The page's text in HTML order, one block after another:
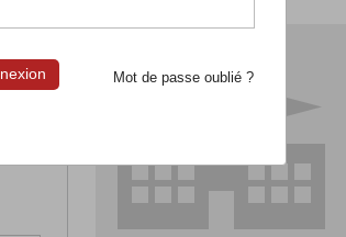
Mot de passe oublié ?